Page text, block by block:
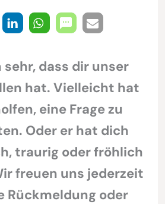
dass dir unser
hat. Vielleicht hat
eine Frage zu
Oder er hat dich
traurig oder fröhlich
freuen uns jederzeit
Rückmeldung oder